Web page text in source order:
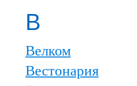
В
Велком
Вестонария